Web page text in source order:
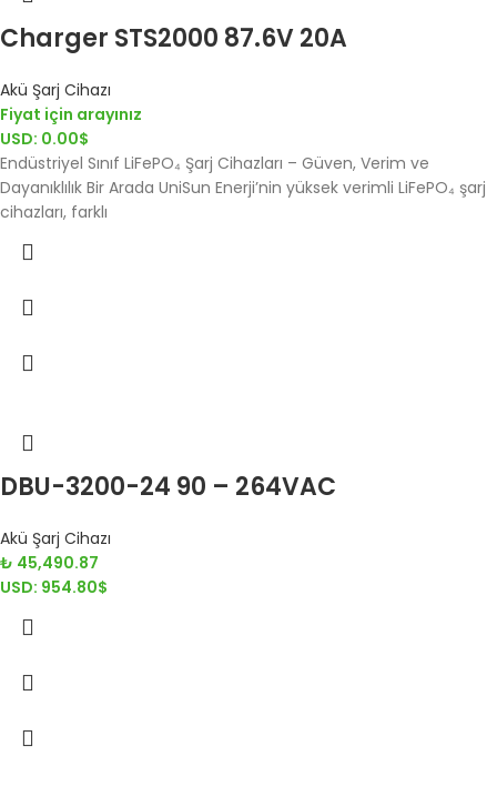
Charger STS2000 87.6V 20A
Akü Şarj Cihazı
Fiyat için arayınız
USD: 0.00$
Endüstriyel Sınıf LiFePO₄ Şarj Cihazları – Güven, Verim ve
Dayanıklılık Bir Arada UniSun Enerji’nin yüksek verimli LiFePO₄ şarj
cihazları, farklı
DBU-3200-24 90 – 264VAC
Akü Şarj Cihazı
₺ 45,490.87
USD: 954.80$